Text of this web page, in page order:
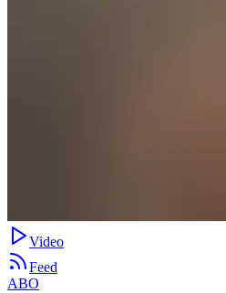
Video
Feed
ABO